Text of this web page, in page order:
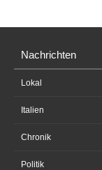
Nachrichten
Lokal
Italien
Chronik
Politik